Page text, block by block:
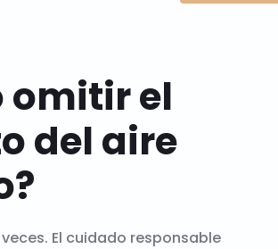
omitir el
del aire
El cuidado responsable